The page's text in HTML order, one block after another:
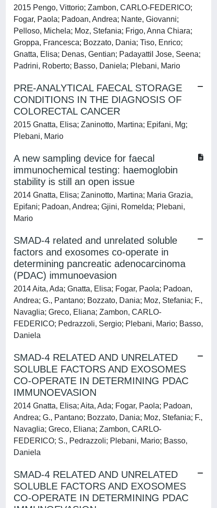
2015 Pengo, Vittorio; Zambon, CARLO-FEDERICO;
Fogar, Paola; Padoan, Andrea; Nante, Giovanni;
Pelloso, Michela; Moz, Stefania; Frigo, Anna Chiara;
Groppa, Francesca; Bozzato, Dania; Tiso, Enrico;
Gnatta, Elisa; Denas, Gentian; Padayattil Jose, Seena;
Padrini, Roberto; Basso, Daniela; Plebani, Mario
PRE-ANALYTICAL FAECAL STORAGE
CONDITIONS IN THE DIAGNOSIS OF
COLORECTAL CANCER
2015 Gnatta, Elisa; Zaninotto, Martina; Epifani, Mg;
Plebani, Mario
A new sampling device for faecal
immunochemical testing: haemoglobin
stability is still an open issue
2014 Gnatta, Elisa; Zaninotto, Martina; Maria Grazia,
Epifani; Padoan, Andrea; Gjini, Romelda; Plebani,
Mario
SMAD-4 related and unrelated soluble
factors and exosomes co-operate in
determining pancreatic adenocarcinoma
(PDAC) immunoevasion
2014 Aita, Ada; Gnatta, Elisa; Fogar, Paola; Padoan,
Andrea; G., Pantano; Bozzato, Dania; Moz, Stefania; F.,
Navaglia; Greco, Eliana; Zambon, CARLO-
FEDERICO; Pedrazzoli, Sergio; Plebani, Mario; Basso,
Daniela
SMAD-4 RELATED AND UNRELATED
SOLUBLE FACTORS AND EXOSOMES
CO-OPERATE IN DETERMINING PDAC
IMMUNOEVASION
2014 Gnatta, Elisa; Aita, Ada; Fogar, Paola; Padoan,
Andrea; G., Pantano; Bozzato, Dania; Moz, Stefania; F.,
Navaglia; Greco, Eliana; Zambon, CARLO-
FEDERICO; S., Pedrazzoli; Plebani, Mario; Basso,
Daniela
SMAD-4 RELATED AND UNRELATED
SOLUBLE FACTORS AND EXOSOMES
CO-OPERATE IN DETERMINING PDAC